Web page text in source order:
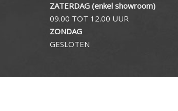
ZATERDAG (enkel showroom)
09.00 TOT 12.00 UUR
ZONDAG
GESLOTEN